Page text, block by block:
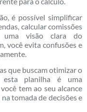
é possível simplificar
calcular comissões
uma visão clara do
você evita confusões e
que buscam otimizar o
esta planilha é uma
tem ao seu alcance
tomada de decisões e